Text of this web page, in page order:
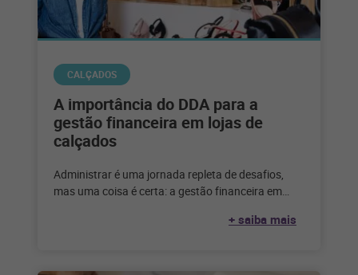
CALÇADOS
A importância do DDA para a
gestão financeira em lojas de
calçados
Administrar é uma jornada repleta de desafios,
mas uma coisa é certa: a gestão financeira em
+ saiba mais